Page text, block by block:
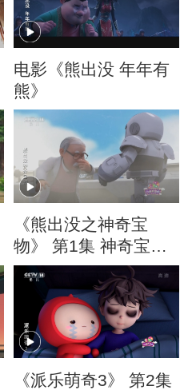
电影《熊出没 年年有
熊》
《熊出没之神奇宝
物》 第1集 神奇宝物
现世
《派乐萌奇3》 第2集